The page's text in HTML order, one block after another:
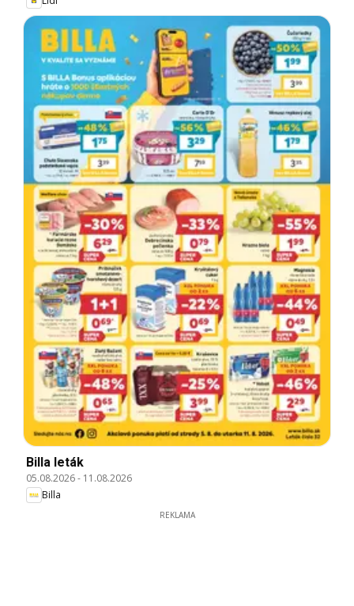
Billa leták
05.08.2026- 11.08.2026
Billa
REKLAMA